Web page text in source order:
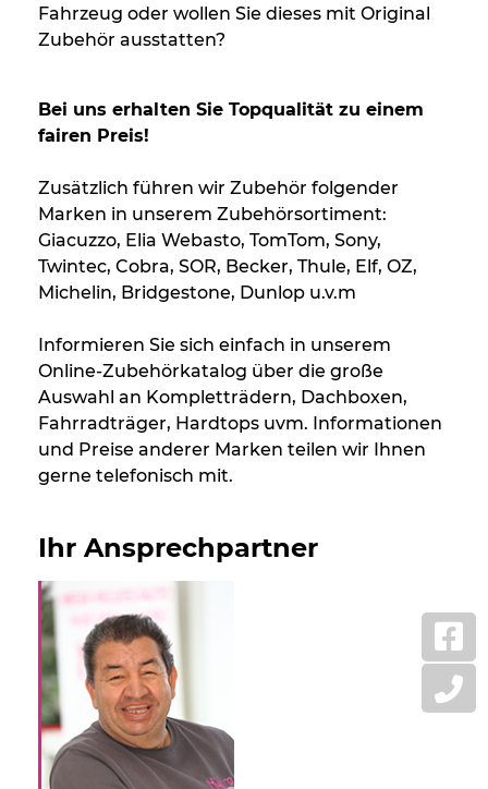
Fahrzeug oder wollen Sie dieses mit Original
Zubehör ausstatten?
Bei uns erhalten Sie Topqualität zu einem
fairen Preis!
Zusätzlich führen wir Zubehör folgender
Marken in unserem Zubehörsortiment:
Giacuzzo, Elia Webasto, TomTom, Sony,
Twintec, Cobra, SOR, Becker, Thule, Elf, OZ,
Michelin, Bridgestone, Dunlop u.v.m
Informieren Sie sich einfach in unserem
Online-Zubehörkatalog über die große
Auswahl an Kompletträdern, Dachboxen,
Fahrradträger, Hardtops uvm. Informationen
und Preise anderer Marken teilen wir Ihnen
gerne telefonisch mit.
Ihr Ansprechpartner